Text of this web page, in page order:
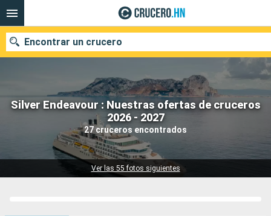
Silver Endeavour : Nuestras ofertas de cruceros
2026 - 2027
27 cruceros encontrados
Ver las 55 fotos siguientes
Encontrar un crucero
Nuestros destinos
Fecha de salida